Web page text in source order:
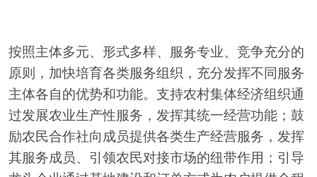
按照主体多元、形式多样、服务专业、竞争充分的
原则，加快培育各类服务组织，充分发挥不同服务
主体各自的优势和功能。支持农村集体经济组织通
过发展农业生产性服务，发挥其统一经营功能；鼓
励农民合作社向成员提供各类生产经营服务，发挥
其服务成员、引领农民对接市场的纽带作用；引导